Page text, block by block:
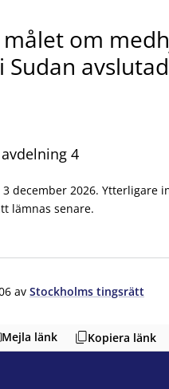
målet om
4
december 2026. Ytterligare
lämnas senare.
av Stockholms tingsrätt
Mejla länk Kopiera länk